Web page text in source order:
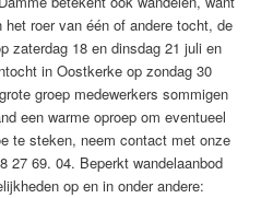
roer van één of andere tocht, de
zaterdag 18 en dinsdag 21 juli en
in Oostkerke op zondag 30
groep medewerkers sommigen
een warme oproep om eventueel
te steken, neem contact met onze
27 69. 04. Beperkt wandelaanbod
op en in onder andere: